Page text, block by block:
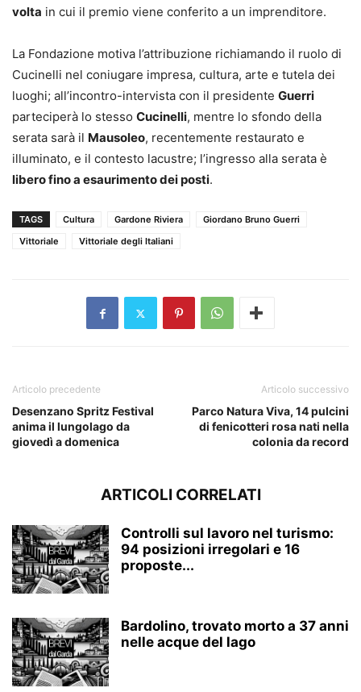
volta in cui il premio viene conferito a un imprenditore.
La Fondazione motiva l’attribuzione richiamando il ruolo di
Cucinelli nel coniugare impresa, cultura, arte e tutela dei
luoghi; all’incontro-intervista con il presidente Guerri
parteciperà lo stesso Cucinelli, mentre lo sfondo della
serata sarà il Mausoleo, recentemente restaurato e
illuminato, e il contesto lacustre; l’ingresso alla serata è
libero fino a esaurimento dei posti.
TAGS Cultura Gardone Riviera
Giordano Bruno Guerri
Vittoriale
Vittoriale degli Italiani
Articolo precedente
Desenzano Spritz Festival
anima il lungolago da
giovedì a domenica
Articolo successivo
Parco Natura Viva, 14 pulcini
di fenicotteri rosa nati nella
colonia da record
ARTICOLI CORRELATI
Controlli sul lavoro nel turismo:
94 posizioni irregolari e 16
proposte...
Bardolino, trovato morto a 37 anni
nelle acque del lago